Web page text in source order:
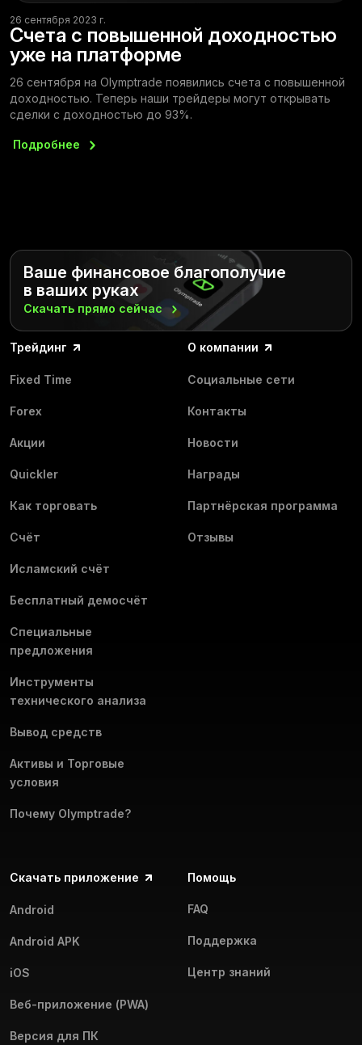
26 сентября 2023 г.
Счета с повышенной доходностью
уже на платформе
26 сентября на Olymptrade появились счета с повышенной
доходностью. Теперь наши трейдеры могут открывать
сделки с доходностью до 93%.
Подробнее
Ваше финансовое благополучие
в ваших руках
Скачать прямо сейчас
Трейдинг
Fixed Time
Forex
Акции
Quickler
Как торговать
Счёт
Исламский счёт
Бесплатный демосчёт
Специальные
предложения
Инструменты
технического анализа
Вывод средств
Активы и Торговые
условия
Почему Olymptrade?
О компании
Социальные сети
Контакты
Новости
Награды
Партнёрская программа
Отзывы
Скачать приложение
Android
Android APK
iOS
Веб-приложение (PWA)
Версия для ПК
Помощь
FAQ
Поддержка
Центр знаний